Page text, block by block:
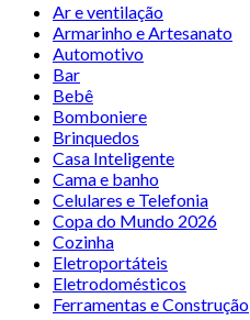
Ar e ventilação
Armarinho e Artesanato
Automotivo
Bar
Bebê
Bomboniere
Brinquedos
Casa Inteligente
Cama e banho
Celulares e Telefonia
Copa do Mundo 2026
Cozinha
Eletroportáteis
Eletrodomésticos
Ferramentas e Construção